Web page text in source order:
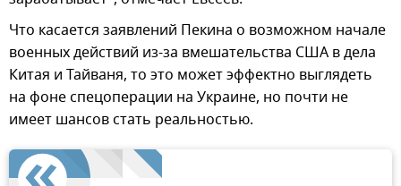
Что касается заявлений Пекина о возможном начале
военных действий из-за вмешательства США в дела
Китая и Тайваня, то это может эффектно выглядеть
на фоне спецоперации на Украине, но почти не
имеет шансов стать реальностью.